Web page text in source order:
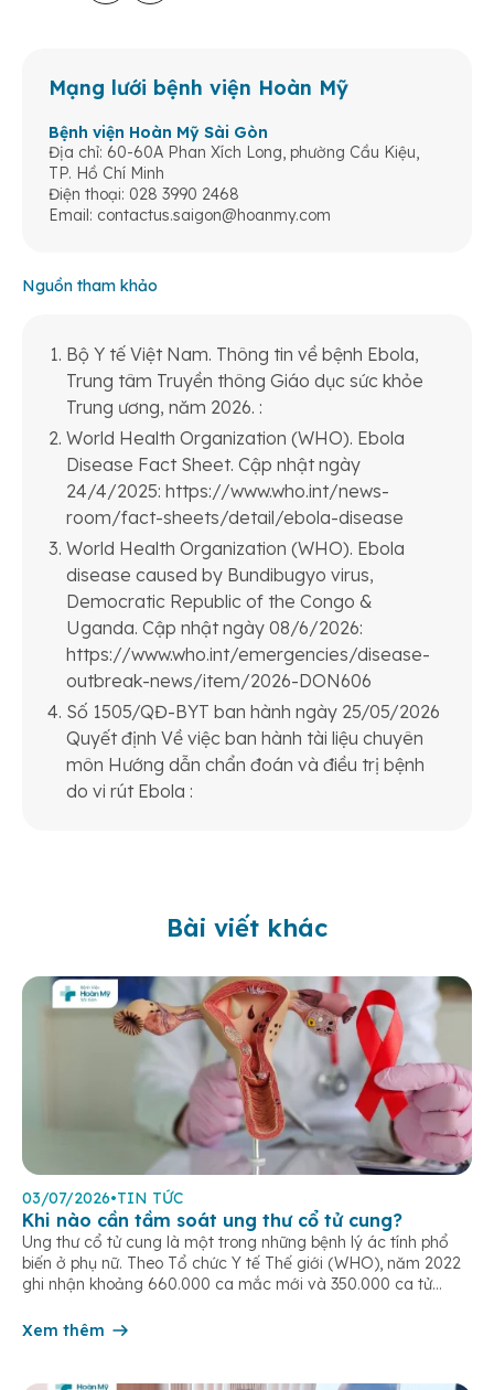
Mạng lưới bệnh viện Hoàn Mỹ
Bệnh viện Hoàn Mỹ Sài Gòn
Địa chỉ: 60-60A Phan Xích Long, phường Cầu Kiệu,
TP. Hồ Chí Minh
Điện thoại: 028 3990 2468
Email: contactus.saigon@hoanmy.com
Nguồn tham khảo
Bộ Y tế Việt Nam. Thông tin về bệnh Ebola,
Trung tâm Truyền thông Giáo dục sức khỏe
Trung ương, năm 2026. :
World Health Organization (WHO). Ebola
Disease Fact Sheet. Cập nhật ngày
24/4/2025: https://www.who.int/news-
room/fact-sheets/detail/ebola-disease
World Health Organization (WHO). Ebola
disease caused by Bundibugyo virus,
Democratic Republic of the Congo &
Uganda. Cập nhật ngày 08/6/2026:
https://www.who.int/emergencies/disease-
outbreak-news/item/2026-DON606
Số 1505/QĐ-BYT ban hành ngày 25/05/2026
Quyết định Về việc ban hành tài liệu chuyên
môn Hướng dẫn chẩn đoán và điều trị bệnh
do vi rút Ebola :
Bài viết khác
03/07/2026•TIN TỨC
Khi nào cần tầm soát ung thư cổ tử cung?
Ung thư cổ tử cung là một trong những bệnh lý ác tính phổ
biến ở phụ nữ. Theo Tổ chức Y tế Thế giới (WHO), năm 2022
ghi nhận khoảng 660.000 ca mắc mới và 350.000 ca tử
cổ tử […]
Xem thêm